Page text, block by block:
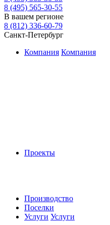
8 (495) 565-30-55
В вашем регионе
8 (812) 336-60-79
Санкт-Петербург
Компания Компания
Проекты
Производство
Поселки
Услуги Услуги